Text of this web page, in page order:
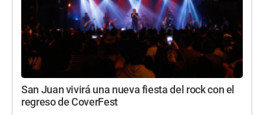
San Juan vivirá una nueva fiesta del rock con el
regreso de CoverFest